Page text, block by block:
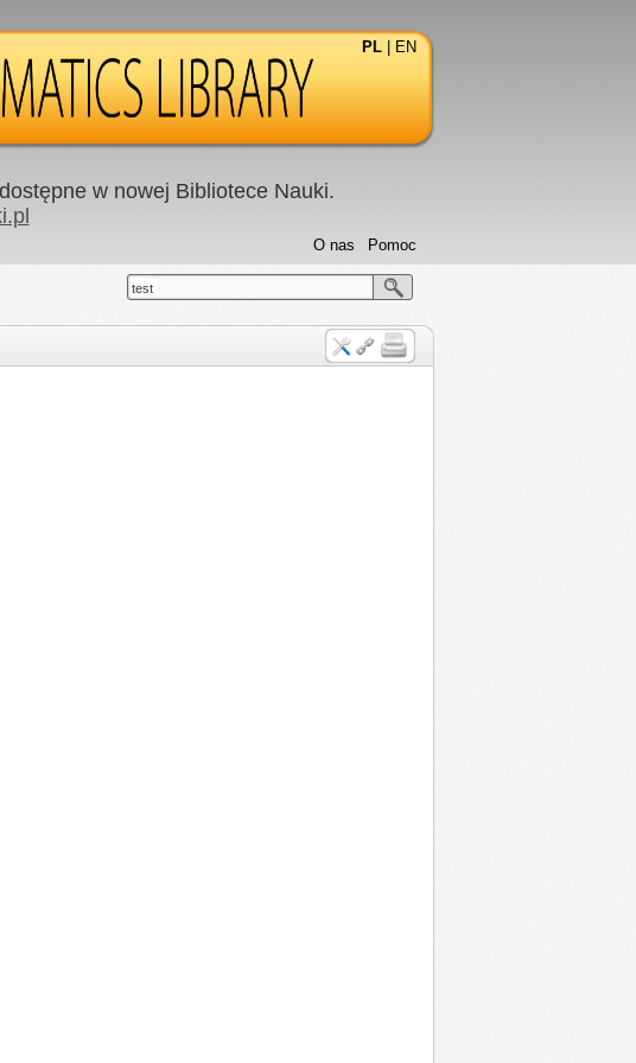
PL EN
w nowej Bibliotece Nauki.
Pomoc
O nas
test